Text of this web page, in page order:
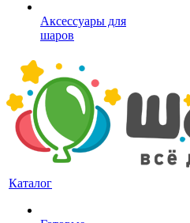
Аксессуары для
шаров
Каталог